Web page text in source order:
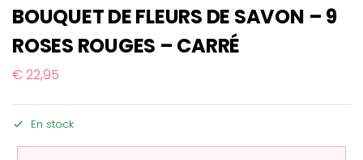
BOUQUET DE FLEURS DE SAVON – 9
ROSES ROUGES – CARRÉ
€ 22,95
En stock